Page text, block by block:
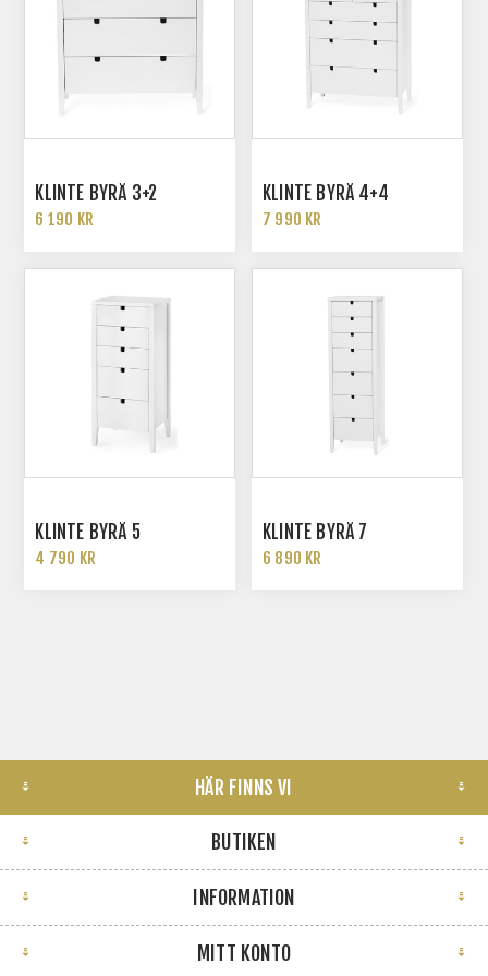
KLINTE BYRÅ 3+2
6 190 KR
KLINTE BYRÅ 4+4
7 990 KR
KLINTE BYRÅ 5
4 790 KR
KLINTE BYRÅ 7
6 890 KR
HÄR FINNS VI
BUTIKEN
INFORMATION
MITT KONTO